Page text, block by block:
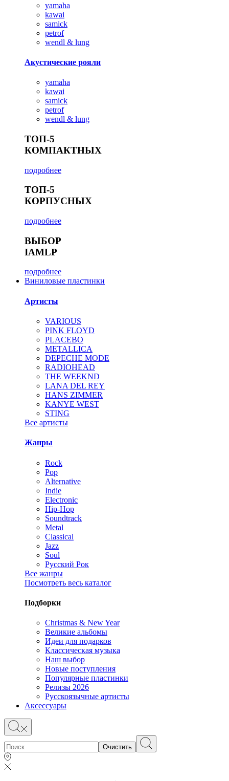
yamaha
kawai
samick
petrof
wendl & lung
Акустические рояли
yamaha
kawai
samick
petrof
wendl & lung
ТОП-5
КОМПАКТНЫХ
подробнее
ТОП-5
КОРПУСНЫХ
подробнее
ВЫБОР
IAMLP
подробнее
Виниловые пластинки
Артисты
VARIOUS
PINK FLOYD
PLACEBO
METALLICA
DEPECHE MODE
RADIOHEAD
THE WEEKND
LANA DEL REY
HANS ZIMMER
KANYE WEST
STING
Все артисты
Жанры
Rock
Pop
Alternative
Indie
Electronic
Hip-Hop
Soundtrack
Metal
Classical
Jazz
Soul
Русский Рок
Все жанры
Посмотреть весь каталог
Подборки
Christmas & New Year
Великие альбомы
Идеи для подарков
Классическая музыка
Наш выбор
Новые поступления
Популярные пластинки
Релизы 2026
Русскоязычные артисты
Аксессуары
Очистить